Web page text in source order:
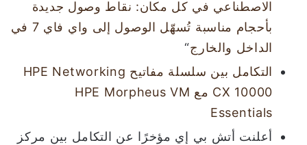
الاصطناعي في كل مكان: نقاط وصول جديدة
بأحجام مناسبة تُسهّل الوصول إلى واي فاي 7 في
الداخل والخارج“
التكامل بين سلسلة مفاتيح HPE Networking
CX 10000 مع HPE Morpheus VM
Essentials
أعلنت أتش بي إي مؤخرًا عن التكامل بين مركز